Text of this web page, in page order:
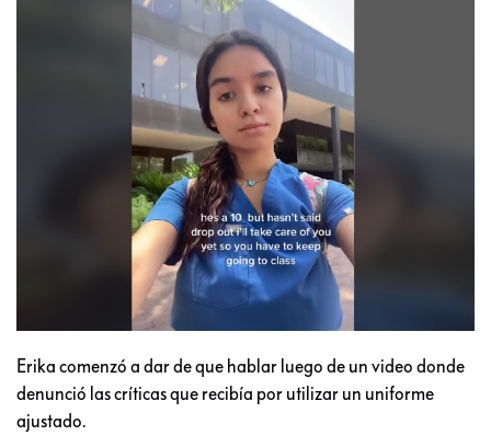
Erika comenzó a dar de que hablar luego de un video donde
denunció las críticas que recibía por utilizar un uniforme
ajustado.